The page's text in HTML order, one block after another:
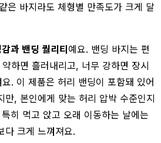
은 바지라도 체형별 만족도가 크게 달
과 밴딩 퀄리티예요. 밴딩 바지는 편
하면 흘러내리고, 너무 강하면 장시
. 이 제품은 허리 밴딩이 포함돼 있어
만, 본인에게 맞는 허리 압박 수준인지
히 먹고 앉고 오래 이동하는 날에는
다 크게 느껴져요.